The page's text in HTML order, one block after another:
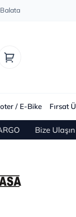
Balata
/ E-Bike Fırsat
Bize Ulaşın